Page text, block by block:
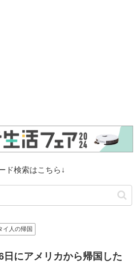
ド検索はこちら↓
イ人の帰国
日にアメリカから帰国した